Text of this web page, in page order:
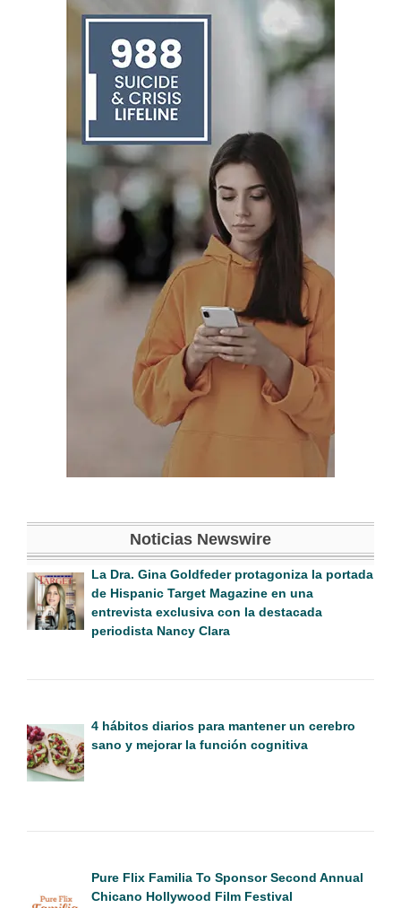
Noticias Newswire
La Dra. Gina Goldfeder protagoniza la portada
de Hispanic Target Magazine en una
entrevista exclusiva con la destacada
periodista Nancy Clara
4 hábitos diarios para mantener un cerebro
sano y mejorar la función cognitiva
Pure Flix Familia To Sponsor Second Annual
Chicano Hollywood Film Festival